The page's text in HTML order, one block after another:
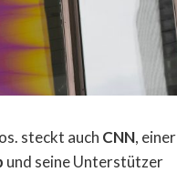
steckt auch CNN, einer
und seine Unterstützer